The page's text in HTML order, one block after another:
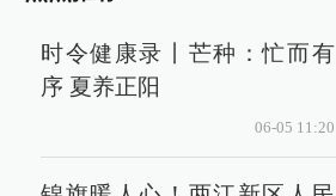
时令健康录丨芒种：忙而有
序 夏养正阳
06-05 11:20